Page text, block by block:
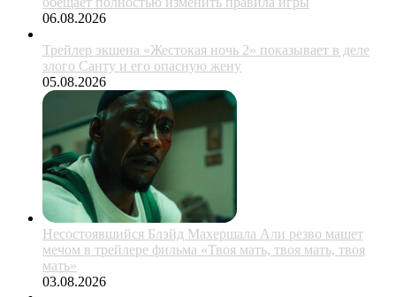
06.08.2026
Трейлер экшена «Жестокая ночь 2» показывает в деле
злого Санту и его опасную жену
05.08.2026
Несостоявшийся Блэйд Махершала Али резво машет
мечом в трейлере фильма «Твоя мать, твоя мать, твоя
мать»
03.08.2026